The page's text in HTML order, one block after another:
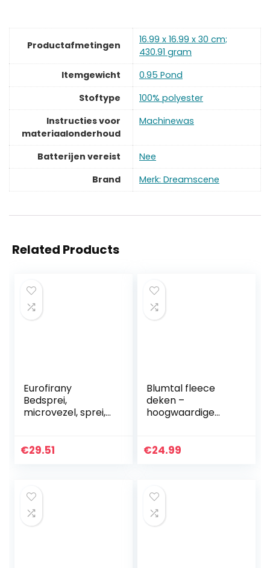
Productafmetingen
‎16.99 x 16.99 x 30 cm;
430.91 gram
Itemgewicht
‎0.95 Pond
Stoftype
‎100% polyester
Instructies voor
materiaalonderhoud
‎Machinewas
Batterijen vereist
‎Nee
Brand
Merk: Dreamscene
Related Products
Eurofirany
Bedsprei,
microvezel, sprei,
sprei, elegant, edel
€29.51
Blumtal fleece
deken –
hoogwaardige
microvezeldeken
…
€24.99